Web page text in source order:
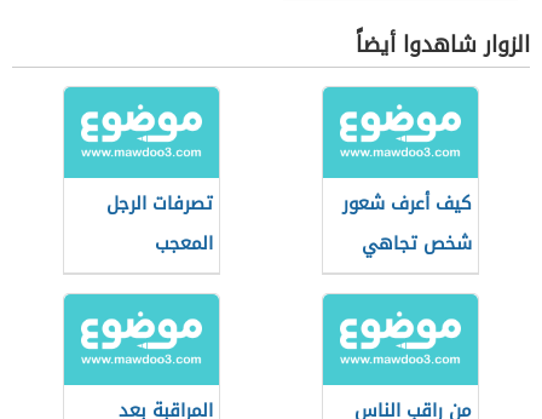
الزوار شاهدوا أيضاً
كيف أعرف شعور
شخص تجاهي
تصرفات الرجل
المعجب
من راقب الناس
المراقبة بعد